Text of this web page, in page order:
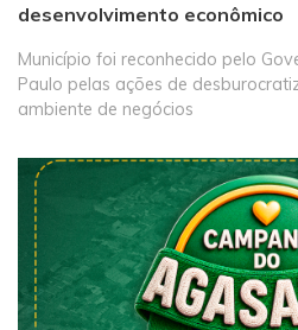
desenvolvimento econômico
Município foi reconhecido pelo
Paulo pelas ações de
ambiente de negócios